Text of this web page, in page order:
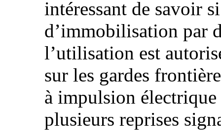
intéressant de savoir
d’immobilisation par
l’utilisation est
sur les gardes
à impulsion
plusieurs reprises